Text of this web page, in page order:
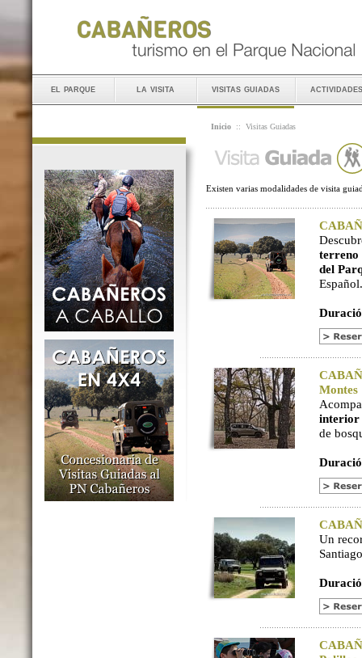
el parque la visita visitas guiadas actividades
Inicio :: Visitas Guiadas
Existen varias modalidades de visita
terreno
del
Español.
Montes
interior
de
Un